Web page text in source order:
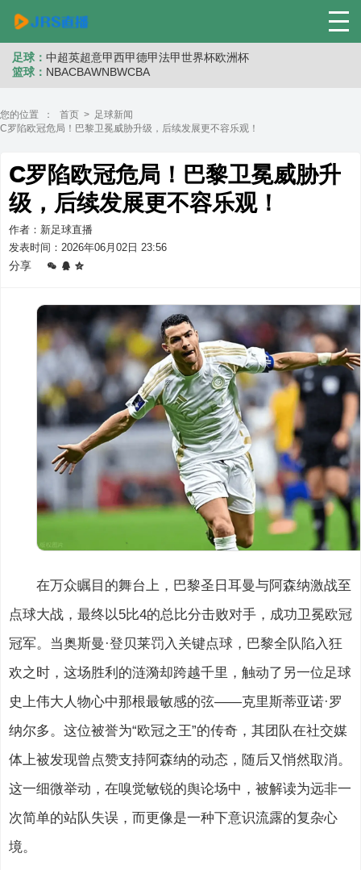
足球： 中超英超意甲西甲德甲法甲世界杯欧洲杯
篮球： NBACBAWNBWCBA
您的位置 ： 首页 > 足球新闻
C罗陷欧冠危局！巴黎卫冕威胁升级，后续发展更不容乐观！
C罗陷欧冠危局！巴黎卫冕威胁升
级，后续发展更不容乐观！
作者：新足球直播
发表时间：2026年06月02日 23:56
分享
在万众瞩目的舞台上，巴黎圣日耳曼与阿森纳激战至
点球大战，最终以5比4的总比分击败对手，成功卫冕欧冠
冠军。当奥斯曼·登贝莱罚入关键点球，巴黎全队陷入狂
欢之时，这场胜利的涟漪却跨越千里，触动了另一位足球
史上伟大人物心中那根最敏感的弦——克里斯蒂亚诺·罗
纳尔多。这位被誉为“欧冠之王”的传奇，其团队在社交媒
体上被发现曾点赞支持阿森纳的动态，随后又悄然取消。
这一细微举动，在嗅觉敏锐的舆论场中，被解读为远非一
次简单的站队失误，而更像是一种下意识流露的复杂心
境。